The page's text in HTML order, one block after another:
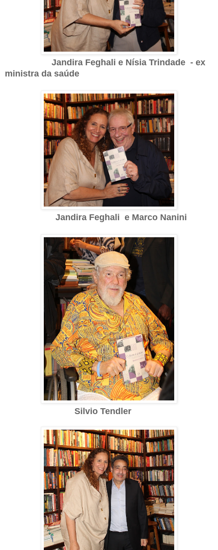
Jandira Feghali e Nísia Trindade - ex
ministra da saúde
Jandira Feghali e Marco Nanini
Silvio Tendler